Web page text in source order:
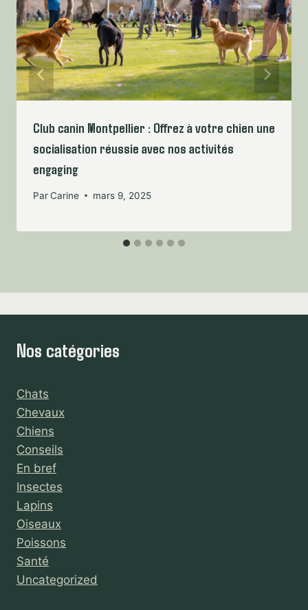
Club canin Montpellier : Offrez à votre chien une
socialisation réussie avec nos activités
engaging
ParCarine mars 9, 2025
Nos catégories
Chats
Chevaux
Chiens
Conseils
En bref
Insectes
Lapins
Oiseaux
Poissons
Santé
Uncategorized